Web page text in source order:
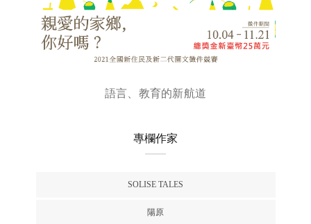
語言、教育的新航道
專欄作家
SOLISE TALES
陽原